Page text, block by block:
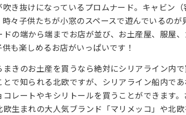
き抜けになっているプロムナード。キャビン
々子供たちが小窓のスペースで遊んでいるのが
の端から端までお店が並び、お土産屋、服屋
も楽しめるお店がいっぱいです！
きのお土産を買うなら絶対にシリアライン内
で知られる北欧ですが、シリアライン船内で
レートやキシリトールを買うことができます
生まれの大人気ブランド「マリメッコ」や北